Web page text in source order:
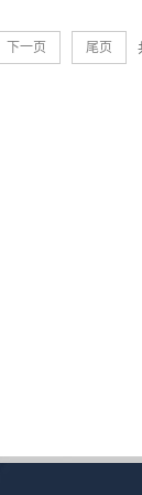
下一页 尾页